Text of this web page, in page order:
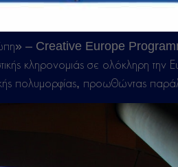
– Creative Europe
κληρονομιάς σε
πολυμορφίας, προωθώντας